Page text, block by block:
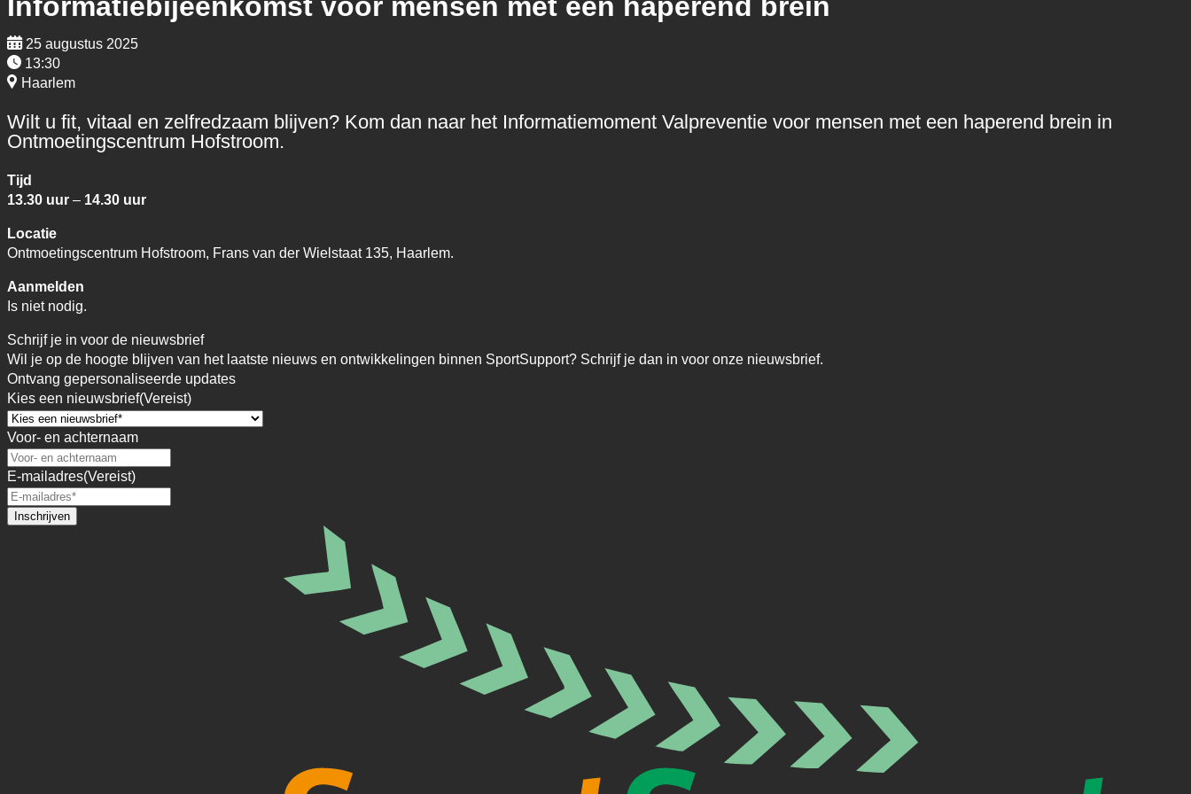
25 augustus 2025
13:30
Haarlem
Wilt u fit, vitaal en zelfredzaam blijven? Kom dan naar het Informatiemoment Valpreventie voor mensen met een haperend brein in
Ontmoetingscentrum Hofstroom.
Tijd
13.30 uur – 14.30 uur
Locatie
Ontmoetingscentrum Hofstroom, Frans van der Wielstaat 135, Haarlem.
Aanmelden
Is niet nodig.
Schrijf je in voor de nieuwsbrief
Wil je op de hoogte blijven van het laatste nieuws en ontwikkelingen binnen SportSupport? Schrijf je dan in voor onze nieuwsbrief.
Ontvang gepersonaliseerde updates
Kies een nieuwsbrief(Vereist)
Voor- en achternaam
E-mailadres(Vereist)